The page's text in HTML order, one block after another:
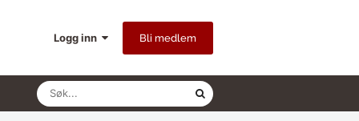
Logg inn Bli medlem